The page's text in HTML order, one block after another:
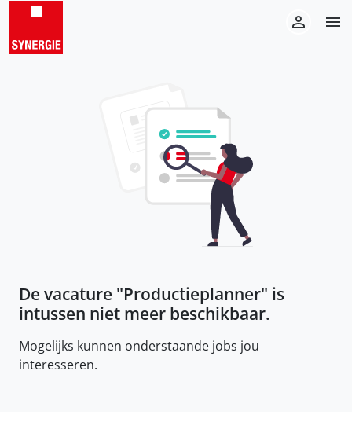
De vacature "Productieplanner" is
intussen niet meer beschikbaar.
Mogelijks kunnen onderstaande jobs jou
interesseren.